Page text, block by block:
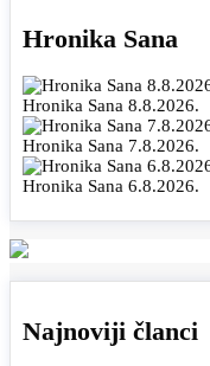
Hronika Sana
Hronika Sana 8.8.2026.
Hronika Sana 7.8.2026.
Hronika Sana 6.8.2026.
Najnoviji članci